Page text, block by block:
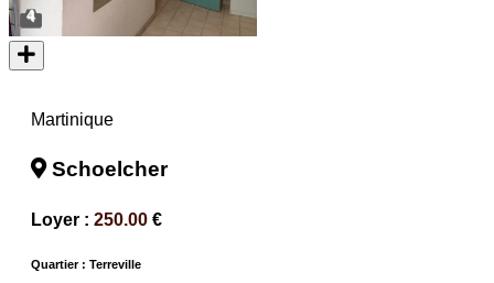
4
Martinique
Schoelcher
Loyer : 250.00 €
Quartier : Terreville